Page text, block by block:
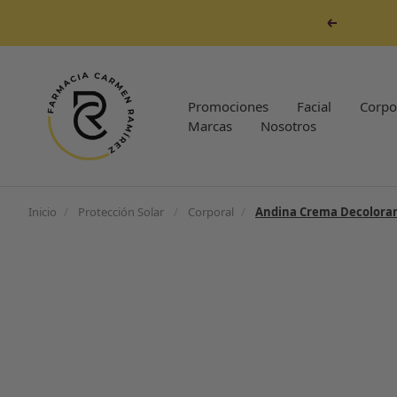
contenido
Anterior
Promociones Facial
Marcas
Nosotros
Farmacia
Carmen
Ramirez
Inicio Protección Solar Corporal Andina Crema